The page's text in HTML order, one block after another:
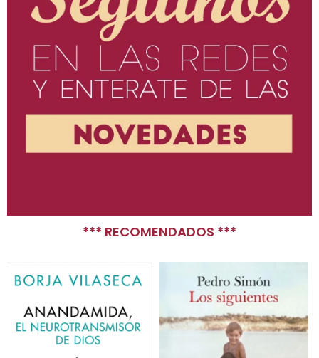
*** RECOMENDADOS ***